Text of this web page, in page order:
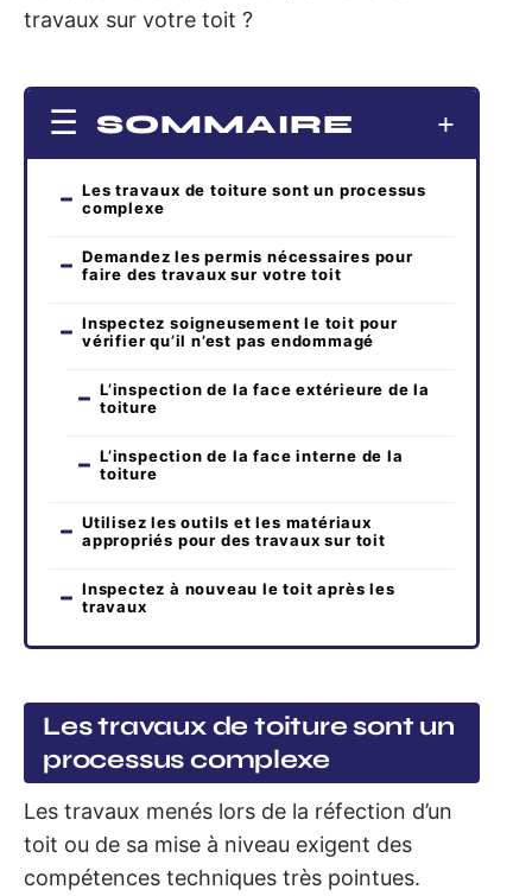
travaux sur votre toit ?
SOMMAIRE
Les travaux de toiture sont un processus
complexe
Demandez les permis nécessaires pour
faire des travaux sur votre toit
Inspectez soigneusement le toit pour
vérifier qu’il n’est pas endommagé
L’inspection de la face extérieure de la
toiture
L’inspection de la face interne de la
toiture
Utilisez les outils et les matériaux
appropriés pour des travaux sur toit
Inspectez à nouveau le toit après les
travaux
Les travaux de toiture sont un
processus complexe
Les travaux menés lors de la réfection d’un
toit ou de sa mise à niveau exigent des
compétences techniques très pointues.